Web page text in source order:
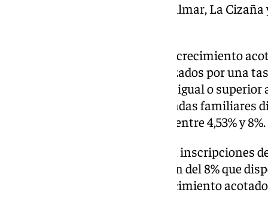
Santa Isabel, Tabacalera, Guadalmar, La
Por otro lado, la zona 2/zona de crecimiento
agregación de barrios caracterizados por una
turísticas registradas en el RTA igual o
superior al 8% del total de viviendas familiares
turística residencial registrada entre 4,53% y 8%.
En esta zona sólo se permitirán inscripciones
alcanzar una tasa de inscripción del 8% que
independientes. La zona de crecimiento